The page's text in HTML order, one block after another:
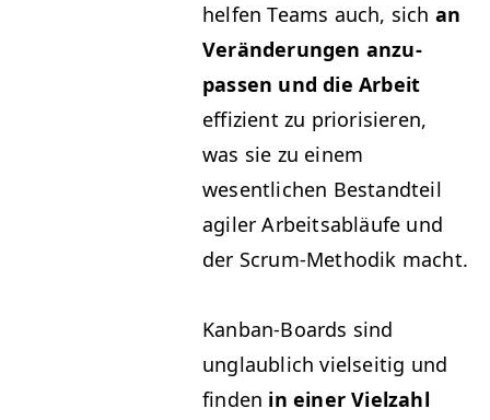
helfen Teams auch, sich an
Verän­derun­gen anzu­
passen und die Arbeit
effizient zu pri­or­isieren,
was sie zu einem
wesentlichen Bestandteil
agiler Arbeitsabläufe und
der Scrum-Methodik macht.
Kan­ban-Boards sind
unglaublich viel­seit­ig und
find­en in ein­er Vielzahl